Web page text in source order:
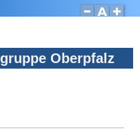
Oberpfalz